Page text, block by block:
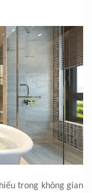
trong không gian